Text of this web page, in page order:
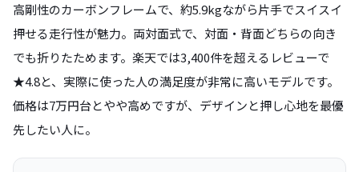
高剛性のカーボンフレームで、約5.9kgながら片手でスイスイ
押せる走行性が魅力。両対面式で、対面・背面どちらの向き
でも折りたためます。楽天では3,400件を超えるレビューで
★4.8と、実際に使った人の満足度が非常に高いモデルです。
価格は7万円台とやや高めですが、デザインと押し心地を最優
先したい人に。